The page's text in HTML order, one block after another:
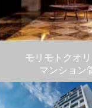
モリモトクオ
マンション